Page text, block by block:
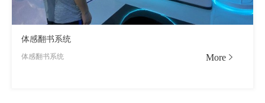
体感翻书系统
体感翻书系统 More